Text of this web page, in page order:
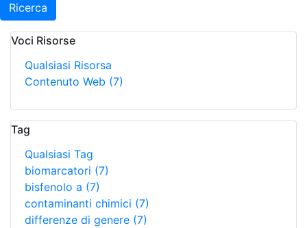
Ricerca
Voci Risorse
Qualsiasi Risorsa
Contenuto Web (7)
Tag
Qualsiasi Tag
biomarcatori (7)
bisfenolo a (7)
contaminanti chimici (7)
differenze di genere (7)